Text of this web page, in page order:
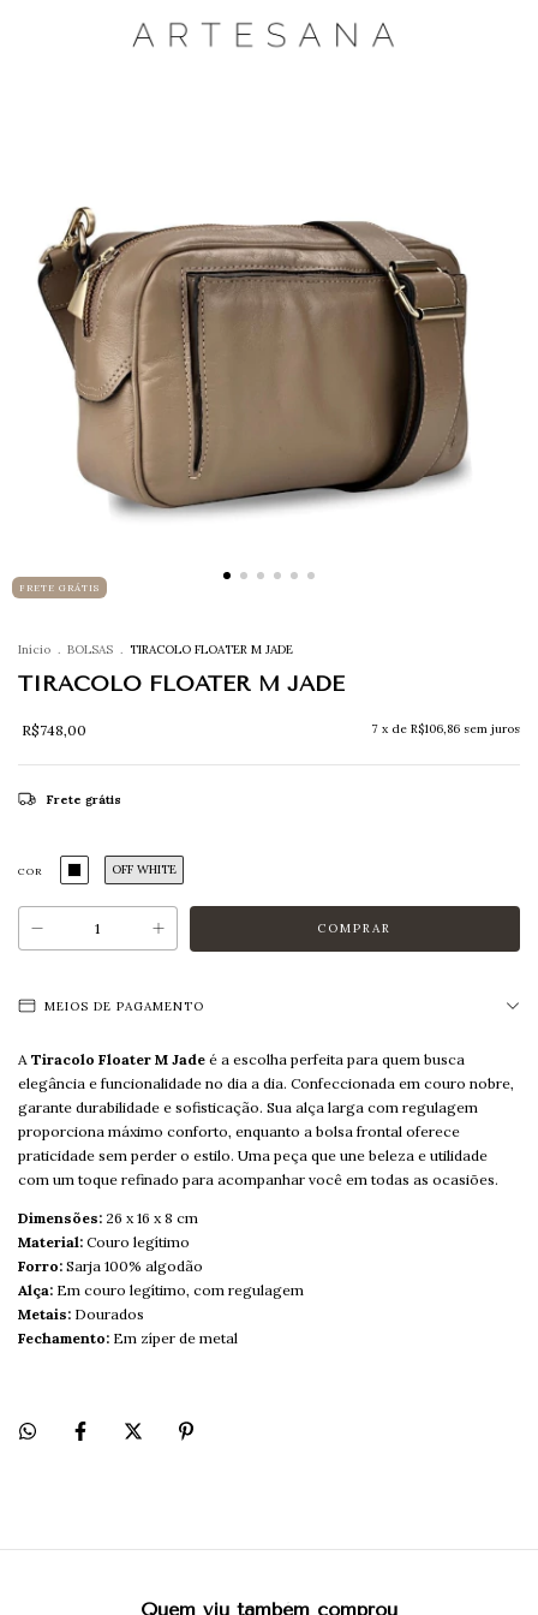
FRETE GRÁTIS
Início . BOLSAS . TIRACOLO FLOATER M JADE
TIRACOLO FLOATER M JADE
R$748,00 7 x de R$106,86 sem juros
Frete grátis
COR OFF WHITE
MEIOS DE PAGAMENTO
A Tiracolo Floater M Jade é a escolha perfeita para quem busca
elegância e funcionalidade no dia a dia. Confeccionada em couro nobre,
garante durabilidade e sofisticação. Sua alça larga com regulagem
proporciona máximo conforto, enquanto a bolsa frontal oferece
praticidade sem perder o estilo. Uma peça que une beleza e utilidade
com um toque refinado para acompanhar você em todas as ocasiões.
Dimensões: 26 x 16 x 8 cm
Material: Couro legítimo
Forro: Sarja 100% algodão
Alça: Em couro legítimo, com regulagem
Metais: Dourados
Fechamento: Em zíper de metal
Quem viu também comprou